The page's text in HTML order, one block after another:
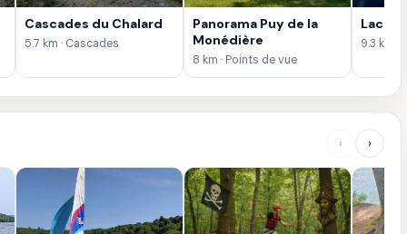
Cascades du Chalard
5.7 km · Cascades
Panorama Puy de la
Monédière
8 km · Points de vue
Lac de
9.3 km ·
‹ ›